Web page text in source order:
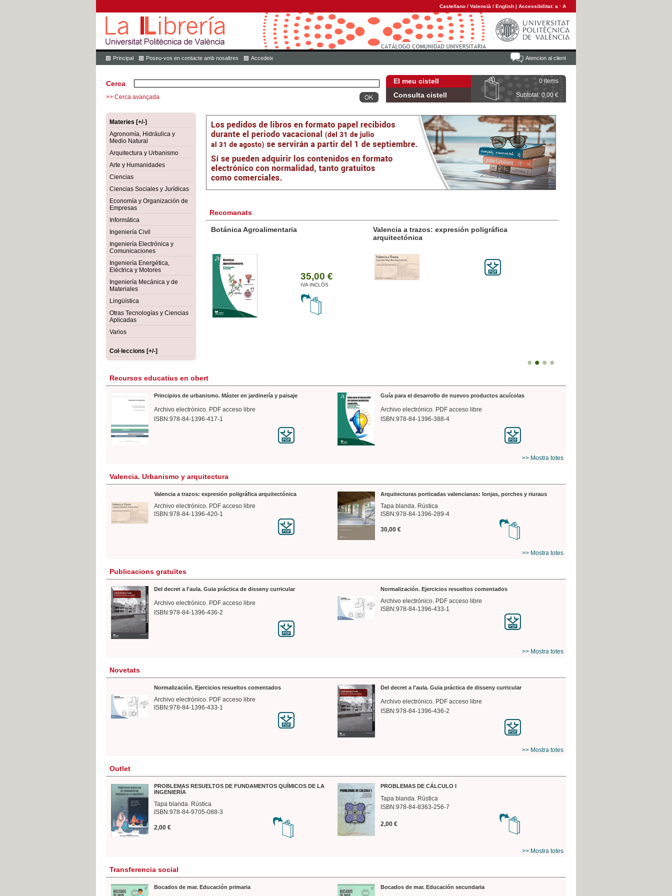
Castellano / Valencià / English | Accessibilitat: a · A
Atencion al client
Principal Poseu-vos en contacte amb nosaltres Accedeix
El meu cistell 0 items
Consulta cistell Subtotal: 0,00 €
Cerca
>> Cerca avançada
Materies [+/-]
Agronomía, Hidráulica y
Medio Natural
Arquitectura y Urbanismo
Arte y Humanidades
Ciencias
Ciencias Sociales y Jurídicas
Economía y Organización de
Empresas
Informática
Ingeniería Civil
Ingeniería Electrónica y
Comunicaciones
Ingeniería Energética,
Eléctrica y Motores
Ingeniería Mecánica y de
Materiales
Lingüística
Otras Tecnologías y Ciencias
Aplicadas
Varios
Col·leccions [+/-]
Recomanats
Botánica Agroalimentaria
35,00 €
IVA INCLÒS
Valencia a trazos: expresión poligráfica
arquitectónica
Recursos educatius en obert
Principios de urbanismo. Máster en jardinería y paisaje
Archivo electrónico. PDF acceso libre
ISBN:978-84-1396-417-1
Guía para el desarrollo de nuevos productos acuícolas
Archivo electrónico. PDF acceso libre
ISBN:978-84-1396-388-4
>> Mostra totes
Valencia. Urbanismo y arquitectura
Valencia a trazos: expresión poligráfica arquitectónica
Archivo electrónico. PDF acceso libre
ISBN:978-84-1396-420-1
Arquitecturas porticadas valencianas: lonjas, porches y riuraus
Tapa blanda. Rústica
ISBN:978-84-1396-289-4
30,00 €
>> Mostra totes
Publicacions gratuïtes
Del decret a l'aula. Guia práctica de disseny curricular
Archivo electrónico. PDF acceso libre
ISBN:978-84-1396-436-2
Normalización. Ejercicios resueltos comentados
Archivo electrónico. PDF acceso libre
ISBN:978-84-1396-433-1
>> Mostra totes
Novetats
Normalización. Ejercicios resueltos comentados
Archivo electrónico. PDF acceso libre
ISBN:978-84-1396-433-1
Del decret a l'aula. Guia práctica de disseny curricular
Archivo electrónico. PDF acceso libre
ISBN:978-84-1396-436-2
>> Mostra totes
Outlet
PROBLEMAS RESUELTOS DE FUNDAMENTOS QUÍMICOS DE LA
INGENIERÍA
Tapa blanda. Rústica
ISBN:978-84-9705-088-3
2,00 €
PROBLEMAS DE CÁLCULO I
Tapa blanda. Rústica
ISBN:978-84-8363-256-7
2,00 €
>> Mostra totes
Transferencia social
Bocados de mar. Educación primaria Bocados de mar. Educación secundaria